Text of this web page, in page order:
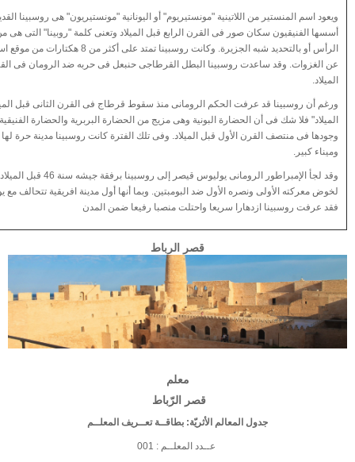
ويعود اسم المنستير من اللاتينية "مونستيريوم" أو اليونانية "مونستيريون" هى روسبينا
أسسها الفنيقيون سكان صور فى القرن الرابع قبل الميلاد وتعنى كلمة "روبينا" التى هى
الرأس أو بالتحديد شبه الجزيرة. وكانت روسبينا تمتد على
عن الغزوات. وقد ساعدت روسبينا البطل القرطاجى حنبعل فى حربه ضد الرومان فى
الميلاد.
الميلاد" فلا شك فى أن الحضارة البونية وهى مزيج من الحضارة البربرية والحضارة
وجودها فى منتصف القرن الأول قبل الميلاد. وفى تلك الفترة كانت روسبينا مدينة حرة
وميناء كبير.
وقد لجأ الإمبراطور الرومانى يوليوس
لخوض معركته الأولى ونصره الأول ضد البومبتين. وبما أنها أول مدينة افريقية تتحالف
فقد عرفت روسبينا ازدهارا سريعا واحتلت منصبا رفيعا ضمن المدن
قصر الرباط
معلم
قصر الرّباط
جدول المعالم الأثريّة: بطاقــة تعــريف المعلــم
عــدد المعلــم :
001